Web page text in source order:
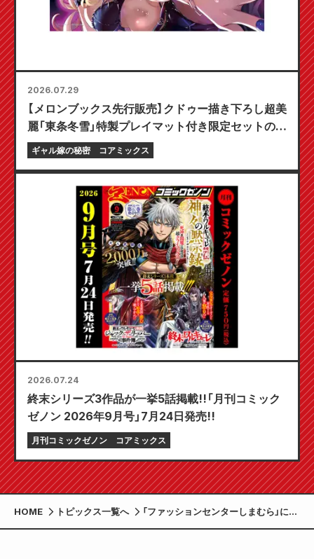
2026.07.29
【メロンブックス先行販売】クドゥー描き下ろし超美
麗「東条冬雪」特製プレイマット付き限定セットの予
約受付開始！『ギャル嫁の秘密』最新第6巻が10月20
日発売予定！
ギャル嫁の秘密 コアミックス
2026.07.24
終末シリーズ3作品が一挙5話掲載!!「月刊コミック
ゼノン 2026年9月号」7月24日発売!!
月刊コミックゼノン コアミックス
HOME トピックス一覧へ
「ファッションセンターしまむら」にて
アニメ『北斗の拳-FIST OF NORTH